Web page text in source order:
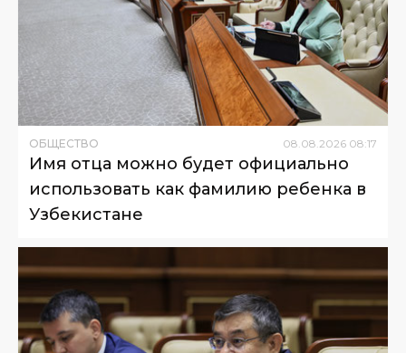
ОБЩЕСТВО 08 08 2026 08:17
Имя отца можно будет официально
использовать как фамилию ребенка в
Узбекистане